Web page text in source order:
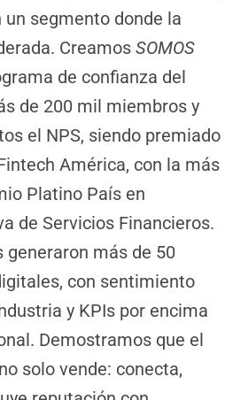
segmento donde la
Creamos SOMOS
de confianza del
de 200 mil miembros y
el NPS, siendo premiado
América, con la más
Platino País en
de Servicios Financieros.
más de 50
con sentimiento
y KPIs por encima
Demostramos que el
solo vende: conecta,